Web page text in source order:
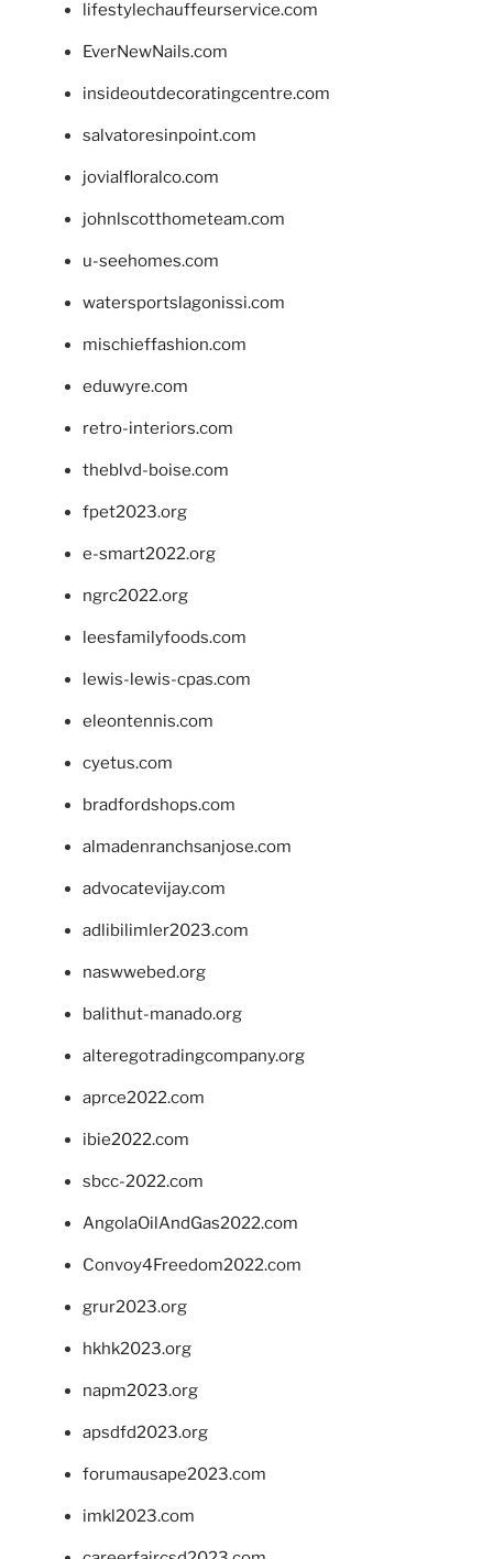
lifestylechauffeurservice.com
EverNewNails.com
insideoutdecoratingcentre.com
salvatoresinpoint.com
jovialfloralco.com
johnlscotthometeam.com
u-seehomes.com
watersportslagonissi.com
mischieffashion.com
eduwyre.com
retro-interiors.com
theblvd-boise.com
fpet2023.org
e-smart2022.org
ngrc2022.org
leesfamilyfoods.com
lewis-lewis-cpas.com
eleontennis.com
cyetus.com
bradfordshops.com
almadenranchsanjose.com
advocatevijay.com
adlibilimler2023.com
naswwebed.org
balithut-manado.org
alteregotradingcompany.org
aprce2022.com
ibie2022.com
sbcc-2022.com
AngolaOilAndGas2022.com
Convoy4Freedom2022.com
grur2023.org
hkhk2023.org
napm2023.org
apsdfd2023.org
forumausape2023.com
imkl2023.com